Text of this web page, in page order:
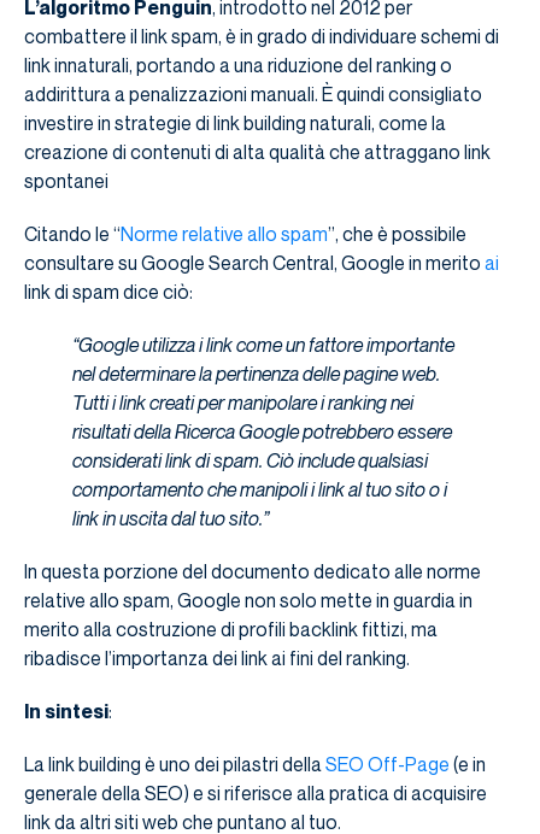
L’algoritmo Penguin, introdotto nel 2012 per
combattere il link spam, è in grado di individuare schemi di
link innaturali, portando a una riduzione del ranking o
addirittura a penalizzazioni manuali. È quindi consigliato
investire in strategie di link building naturali, come la
creazione di contenuti di alta qualità che attraggano link
spontanei
Citando le “Norme relative allo spam”, che è possibile
consultare su Google Search Central, Google in merito ai
link di spam dice ciò:
“Google utilizza i link come un fattore importante
nel determinare la pertinenza delle pagine web.
Tutti i link creati per manipolare i ranking nei
risultati della Ricerca Google potrebbero essere
considerati link di spam. Ciò include qualsiasi
comportamento che manipoli i link al tuo sito o i
link in uscita dal tuo sito.”
In questa porzione del documento dedicato alle norme
relative allo spam, Google non solo mette in guardia in
merito alla costruzione di profili backlink fittizi, ma
ribadisce l’importanza dei link ai fini del ranking.
In sintesi:
La link building è uno dei pilastri della SEO Off-Page (e in
generale della SEO) e si riferisce alla pratica di acquisire
link da altri siti web che puntano al tuo.